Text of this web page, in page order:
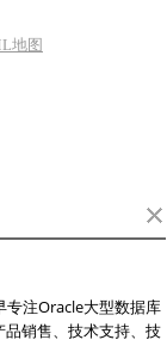
地图